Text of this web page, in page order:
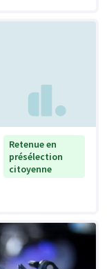
Retenue en
présélection
citoyenne